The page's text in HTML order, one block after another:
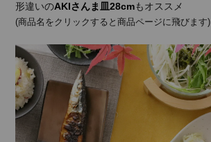
形違いのAKIさんま皿28cmもオススメ
(商品名をクリックすると商品ページに飛びます)